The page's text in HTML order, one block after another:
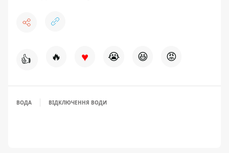
👍 🔥 ♥ 😭 😆 😡
ВОДА ВІДКЛЮЧЕННЯ ВОДИ